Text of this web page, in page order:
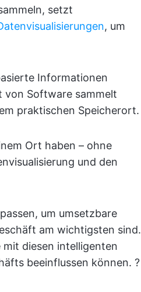
setzt
, um
Informationen
von Software sammelt
praktischen Speicherort.
Ort haben – ohne
und den
um umsetzbare
am wichtigsten sind.
diesen intelligenten
beeinflussen können. ?